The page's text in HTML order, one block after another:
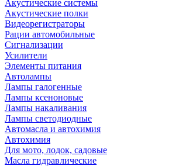
Акустические системы
Акустические полки
Видеорегистраторы
Рации автомобильные
Сигнализации
Усилители
Элементы питания
Автолампы
Лампы галогенные
Лампы ксеноновые
Лампы накаливания
Лампы светодиодные
Автомасла и автохимия
Автохимия
Для мото, лодок, садовые
Масла гидравлические